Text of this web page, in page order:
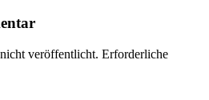
veröffentlicht. Erforderliche